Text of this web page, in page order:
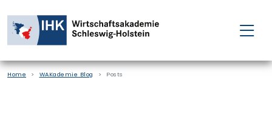
FÜR EINZELPERSONEN
FÜR UNTERNEHMEN
Home WAKademie Blog Posts